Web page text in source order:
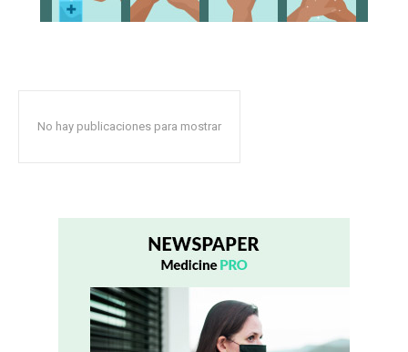
No hay publicaciones para mostrar